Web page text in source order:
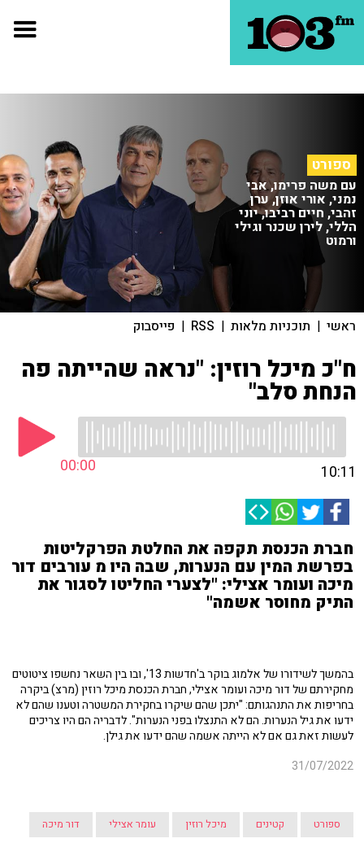
ספורט
עם משה פרימו, אבי
נמני, אורי אוזן, ערן
זהבי, חיים רביבו, יוני
הללי, לירן שכנר וגילי
ורמוט
ראשי | תוכניות מלאות |
RSS
| פייסבוק
ח"כ מיכל רוזין: "נראה שהייתה פה
הנחת סלב"
00:00 10:11
חברת הכנסת תקפה את החלטת הפרקליטות
בפרשת המין עם הנערות, שבה היו מ עורבים דור
מיכה ועומר אצילי: "לצערי החליטו לסגור את
התיק מחוסר אשמה"
בהמשך לשידורו של אלמוג בוקר ב'חדשות 13', ובו בין השאר נחשפו ציטוטים
מחקירתם של דור מיכה ועומר אצילי, חברת הכנסת מיכל רוזין (מרצ) ביקרה
בחריפות את התנהגותם: "יתכן שהם שיקרו בחקירת המשטרה וטענו שהם לא
ידעו את גיל הנערות. הם לא התנצלו בפני הנערות". לדבריה הם היו צריכים
לעשות זאת גם אם לא הייתה אשמה שהם ידעו את גילן.
31/07/2022
ספורט קטינים מיכל רוזין עומר אצילי דור מיכה